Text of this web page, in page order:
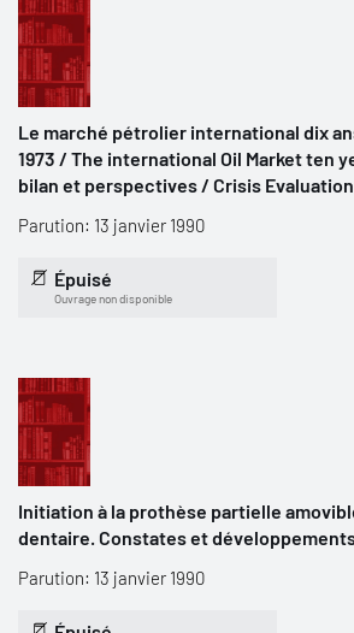
Le marché pétrolier international dix
1973 / The international Oil Market ten
bilan et perspectives / Crisis
Parution: 13 janvier 1990
Épuisé
Ouvrage non disponible
Initiation à la prothèse partielle
dentaire. Constates et
Parution: 13 janvier 1990